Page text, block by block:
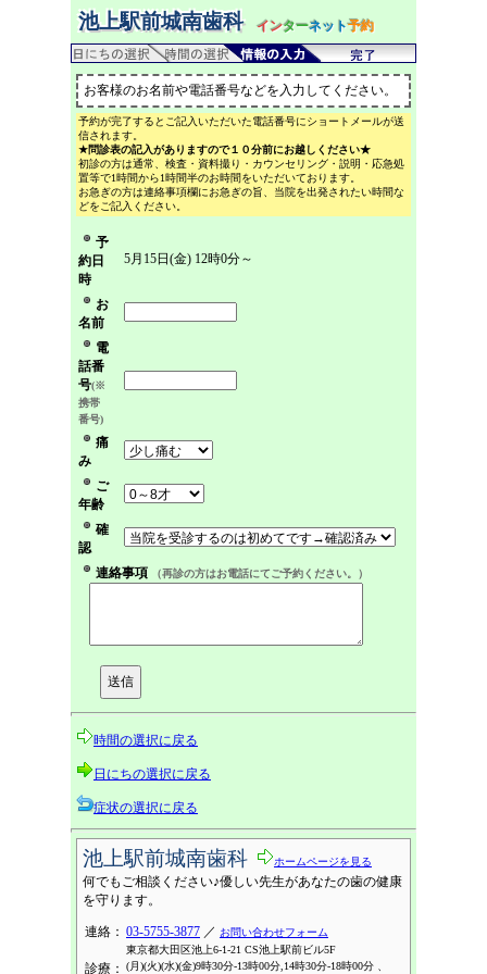
池上駅前城南歯科 インターネット予約
お客様のお名前や電話番号などを入力してください。
予約が完了するとご記入いただいた電話番号にショートメールが送
信されます。
★問診表の記入がありますので１０分前にお越しください★
初診の方は通常、検査・資料撮り・カウンセリング・説明・応急処
置等で1時間から1時間半のお時間をいただいております。
お急ぎの方は連絡事項欄にお急ぎの旨、当院を出発されたい時間な
どをご記入ください。
予
約日
時
5月15日(金) 12時0分～
お
名前
電
話番
号(※
携帯
番号)
痛
み
ご
年齢
確
認
連絡事項
（再診の方はお電話にてご予約ください。）
時間の選択に戻る
日にちの選択に戻る
症状の選択に戻る
池上駅前城南歯科 ホームページを見る
何でもご相談ください♪優しい先生があなたの歯の健康
を守ります。
連絡： 03-5755-3877 ／ お問い合わせフォーム
東京都大田区池上6-1-21 CS池上駅前ビル5F
診療： (月)(火)(水)(金)9時30分-13時00分,14時30分-18時00分 、